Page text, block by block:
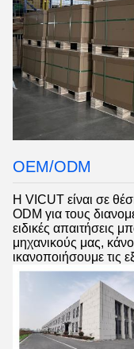
OEM/ODM
Η VICUT είναι σε
ODM για τους
ειδικές απαιτήσεις
μηχανικούς μας,
ικανοποιήσουμε τις